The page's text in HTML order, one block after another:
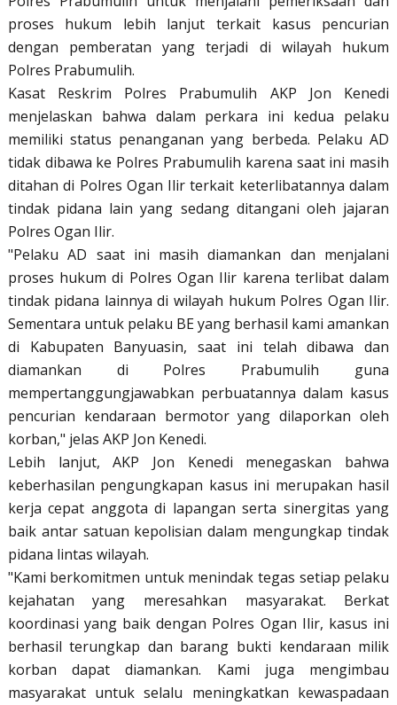
proses hukum lebih lanjut terkait kasus pencurian
dengan pemberatan yang terjadi di wilayah hukum
Polres Prabumulih.
Kasat Reskrim Polres Prabumulih AKP Jon Kenedi
menjelaskan bahwa dalam perkara ini kedua pelaku
memiliki status penanganan yang berbeda. Pelaku AD
tidak dibawa ke Polres Prabumulih karena saat ini masih
ditahan di Polres Ogan Ilir terkait keterlibatannya dalam
tindak pidana lain yang sedang ditangani oleh jajaran
Polres Ogan Ilir.
"Pelaku AD saat ini masih diamankan dan menjalani
proses hukum di Polres Ogan Ilir karena terlibat dalam
tindak pidana lainnya di wilayah hukum Polres Ogan Ilir.
Sementara untuk pelaku BE yang berhasil kami amankan
di Kabupaten Banyuasin, saat ini telah dibawa dan
diamankan di Polres Prabumulih guna
mempertanggungjawabkan perbuatannya dalam kasus
pencurian kendaraan bermotor yang dilaporkan oleh
korban," jelas AKP Jon Kenedi.
Lebih lanjut, AKP Jon Kenedi menegaskan bahwa
keberhasilan pengungkapan kasus ini merupakan hasil
kerja cepat anggota di lapangan serta sinergitas yang
baik antar satuan kepolisian dalam mengungkap tindak
pidana lintas wilayah.
"Kami berkomitmen untuk menindak tegas setiap pelaku
kejahatan yang meresahkan masyarakat. Berkat
koordinasi yang baik dengan Polres Ogan Ilir, kasus ini
berhasil terungkap dan barang bukti kendaraan milik
korban dapat diamankan. Kami juga mengimbau
masyarakat untuk selalu meningkatkan kewaspadaan